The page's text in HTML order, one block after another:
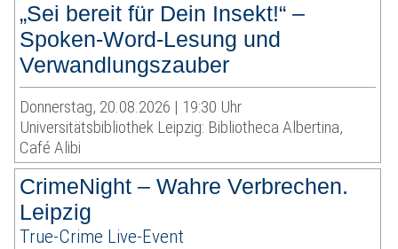
„Sei bereit für Dein Insekt!“ –
Spoken-Word-Lesung und
Verwandlungszauber
Donnerstag, 20.08.2026 | 19:30 Uhr
Universitätsbibliothek Leipzig: Bibliotheca Albertina,
Café Alibi
CrimeNight – Wahre Verbrechen.
Leipzig
True-Crime Live-Event